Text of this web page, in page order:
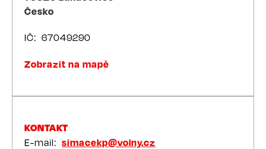
Česko
IČ 67049290
Zobrazit na mapě
KONTAKT
E-mail
simacekp@volny.cz